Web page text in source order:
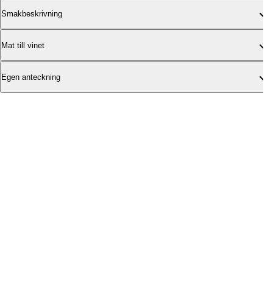
Smakbeskrivning
Mat till vinet
Egen anteckning